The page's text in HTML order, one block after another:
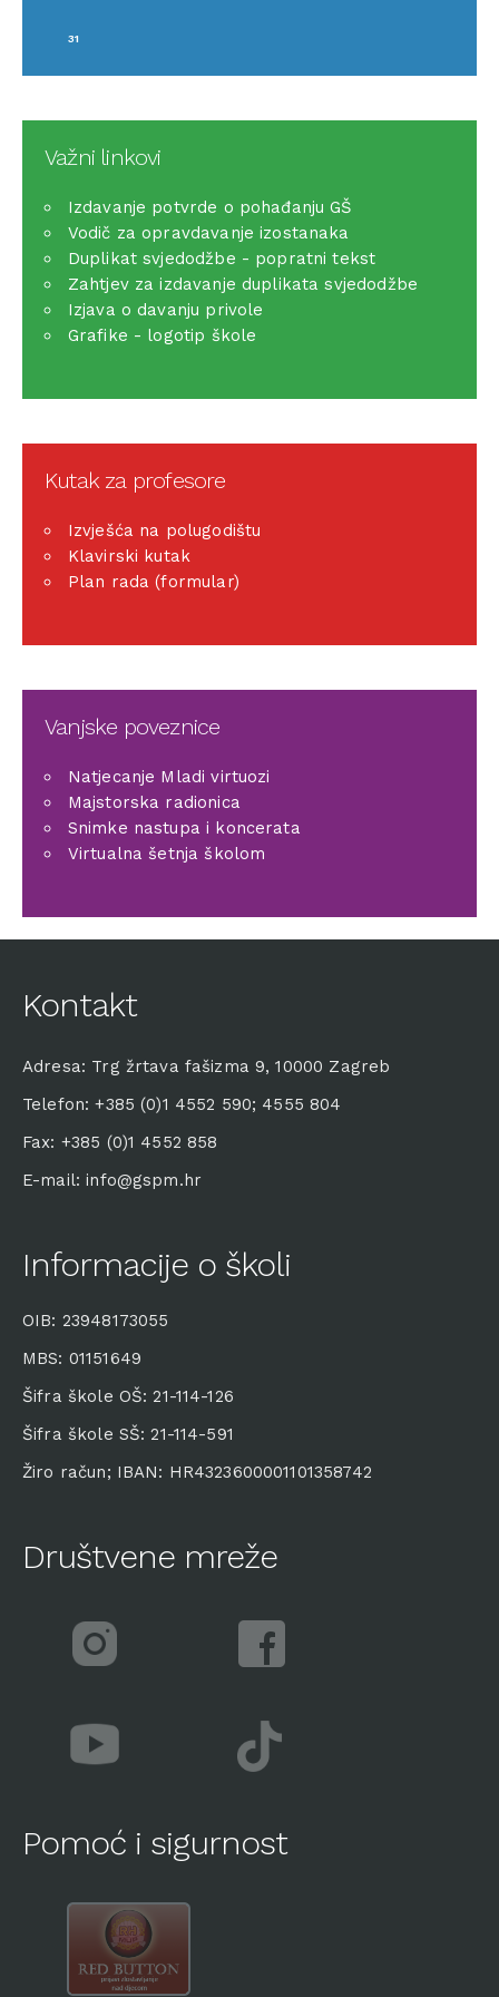
31
Važni linkovi
Izdavanje potvrde o pohađanju GŠ
Vodič za opravdavanje izostanaka
Duplikat svjedodžbe - popratni tekst
Zahtjev za izdavanje duplikata svjedodžbe
Izjava o davanju privole
Grafike - logotip škole
Kutak za profesore
Izvješća na polugodištu
Klavirski kutak
Plan rada (formular)
Vanjske poveznice
Natjecanje Mladi virtuozi
Majstorska radionica
Snimke nastupa i koncerata
Virtualna šetnja školom
Kontakt
Adresa: Trg žrtava fašizma 9, 10000 Zagreb
Telefon: +385 (0)1 4552 590; 4555 804
Fax: +385 (0)1 4552 858
E-mail: info@gspm.hr
Informacije o školi
OIB: 23948173055
MBS: 01151649
Šifra škole OŠ: 21-114-126
Šifra škole SŠ: 21-114-591
Žiro račun; IBAN: HR4323600001101358742
Društvene mreže
Pomoć i sigurnost